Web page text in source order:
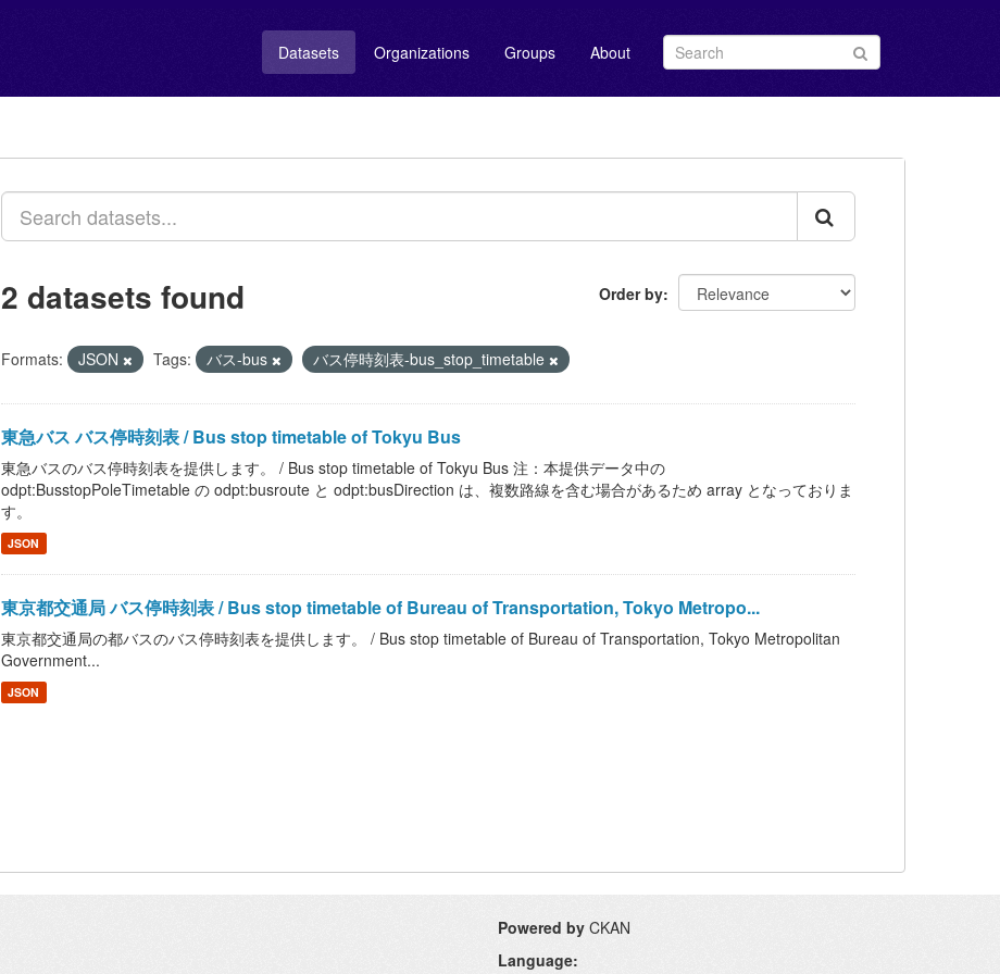
Datasets Organizations Groups About
Order by
2 datasets found
Formats: JSON Tags: バス-bus バス停時刻表-bus_stop_timetable
東急バス バス停時刻表 / Bus stop timetable of Tokyu Bus
東急バスのバス停時刻表を提供します。 / Bus stop timetable of Tokyu Bus 注：本提供データ中の
odpt:BusstopPoleTimetable の odpt:busroute と odpt:busDirection は、複数路線を含む場合があるため array となっておりま
す。
JSON
東京都交通局 バス停時刻表 / Bus stop timetable of Bureau of Transportation, Tokyo Metropo...
東京都交通局の都バスのバス停時刻表を提供します。 / Bus stop timetable of Bureau of Transportation, Tokyo Metropolitan
Government...
JSON
Powered by CKAN
Language